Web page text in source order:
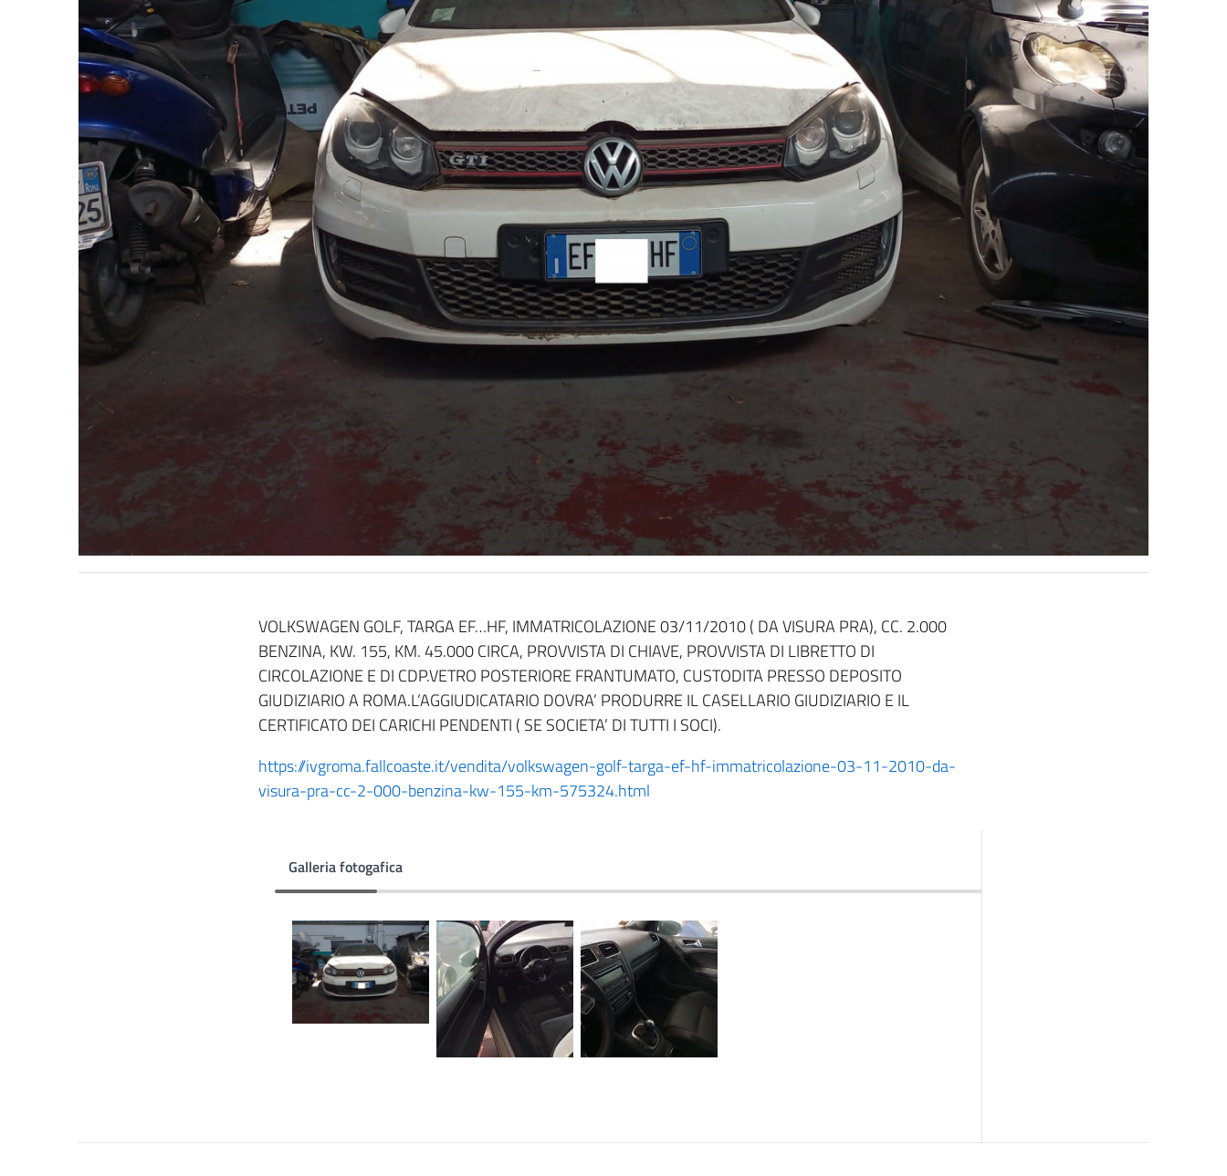
VOLKSWAGEN GOLF, TARGA EF…HF, IMMATRICOLAZIONE 03/11/2010 ( DA VISURA PRA), CC. 2.000
BENZINA, KW. 155, KM. 45.000 CIRCA, PROVVISTA DI CHIAVE, PROVVISTA DI LIBRETTO DI
CIRCOLAZIONE E DI CDP.VETRO POSTERIORE FRANTUMATO, CUSTODITA PRESSO DEPOSITO
GIUDIZIARIO A ROMA.L’AGGIUDICATARIO DOVRA’ PRODURRE IL CASELLARIO GIUDIZIARIO E IL
CERTIFICATO DEI CARICHI PENDENTI ( SE SOCIETA’ DI TUTTI I SOCI).
https://ivgroma.fallcoaste.it/vendita/volkswagen-golf-targa-ef-hf-immatricolazione-03-11-2010-da-
visura-pra-cc-2-000-benzina-kw-155-km-575324.html
Galleria fotogafica